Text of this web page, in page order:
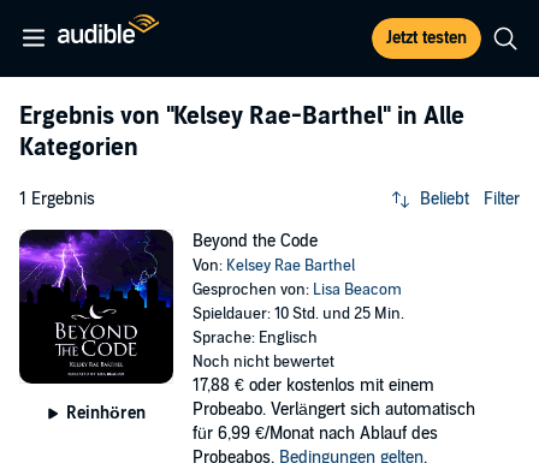
Jetzt testen
Ergebnis von "Kelsey Rae-Barthel" in Alle
Kategorien
1 Ergebnis Beliebt Filter
Reinhören
Beyond the Code
Von: Kelsey Rae Barthel
Gesprochen von: Lisa Beacom
Spieldauer: 10 Std. und 25 Min.
Sprache: Englisch
Noch nicht bewertet
17,88 € oder kostenlos mit einem
Probeabo. Verlängert sich automatisch
für 6,99 €/Monat nach Ablauf des
Probeabos. Bedingungen gelten.